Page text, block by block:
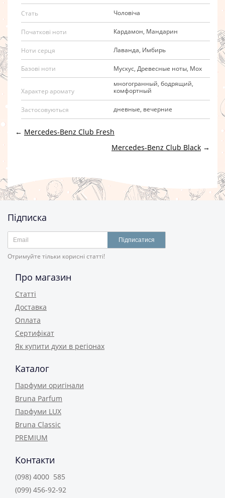
Стать Чоловіча
Початкові ноти Кардамон, Мандарин
Ноти серця Лаванда, Имбирь
Базові ноти Мускус, Древесные ноты, Мох
Характер аромату
многогранный, бодрящий,
комфортный
Застосовуються дневные, вечерние
← Mercedes-Benz Club Fresh
Mercedes-Benz Club Black →
Підписка
Підписатися
Отримуйте тільки корисні статті!
Про магазин
Статті
Доставка
Оплата
Сертифікат
Як купити духи в регіонах
Каталог
Парфуми оригінали
Bruna Parfum
Парфуми LUX
Bruna Classic
PREMIUM
Контакти
(098) 4000 585
(099) 456-92-92